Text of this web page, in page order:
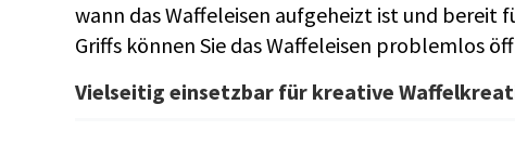
wann das Waffeleisen aufgeheizt ist und bereit
Griffs können Sie das Waffeleisen problemlos
Vielseitig einsetzbar für kreative